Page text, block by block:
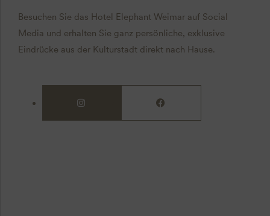
Besuchen Sie das Hotel Elephant Weimar auf Social
Media und erhalten Sie ganz persönliche, exklusive
Eindrücke aus der Kulturstadt direkt nach Hause.